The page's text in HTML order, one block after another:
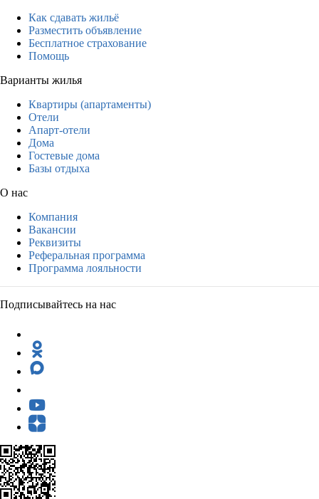
Как сдавать жильё
Разместить объявление
Бесплатное страхование
Помощь
Варианты жилья
Квартиры (апартаменты)
Отели
Апарт-отели
Дома
Гостевые дома
Базы отдыха
О нас
Компания
Вакансии
Реквизиты
Реферальная программа
Программа лояльности
Подписывайтесь на нас